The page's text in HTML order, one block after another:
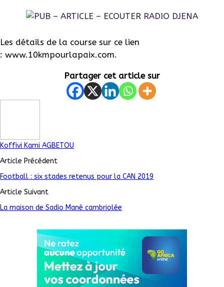
Les détails de la course sur ce lien
: www.10kmpourlapaix.com.
Partager cet article sur
Koffivi Kami AGBETOU
Article Précédent
Football : six stades retenus pour la CAN 2019
Article Suivant
La maison de Sadio Mané cambriolée